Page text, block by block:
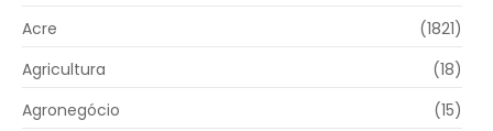
Acre
(1821)
Agricultura
(18)
Agronegócio
(15)